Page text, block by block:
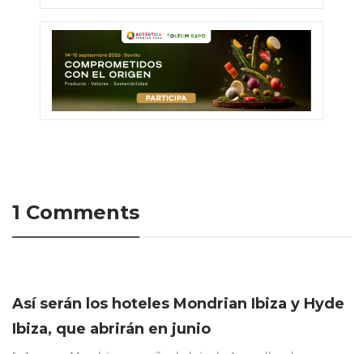
1 Comments
Así serán los hoteles Mondrian Ibiza y Hyde
Ibiza, que abrirán en junio